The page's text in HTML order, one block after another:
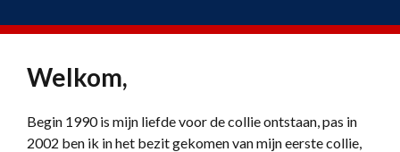
Welkom,
Begin 1990 is mijn liefde voor de collie ontstaan, pas in
2002 ben ik in het bezit gekomen van mijn eerste collie,